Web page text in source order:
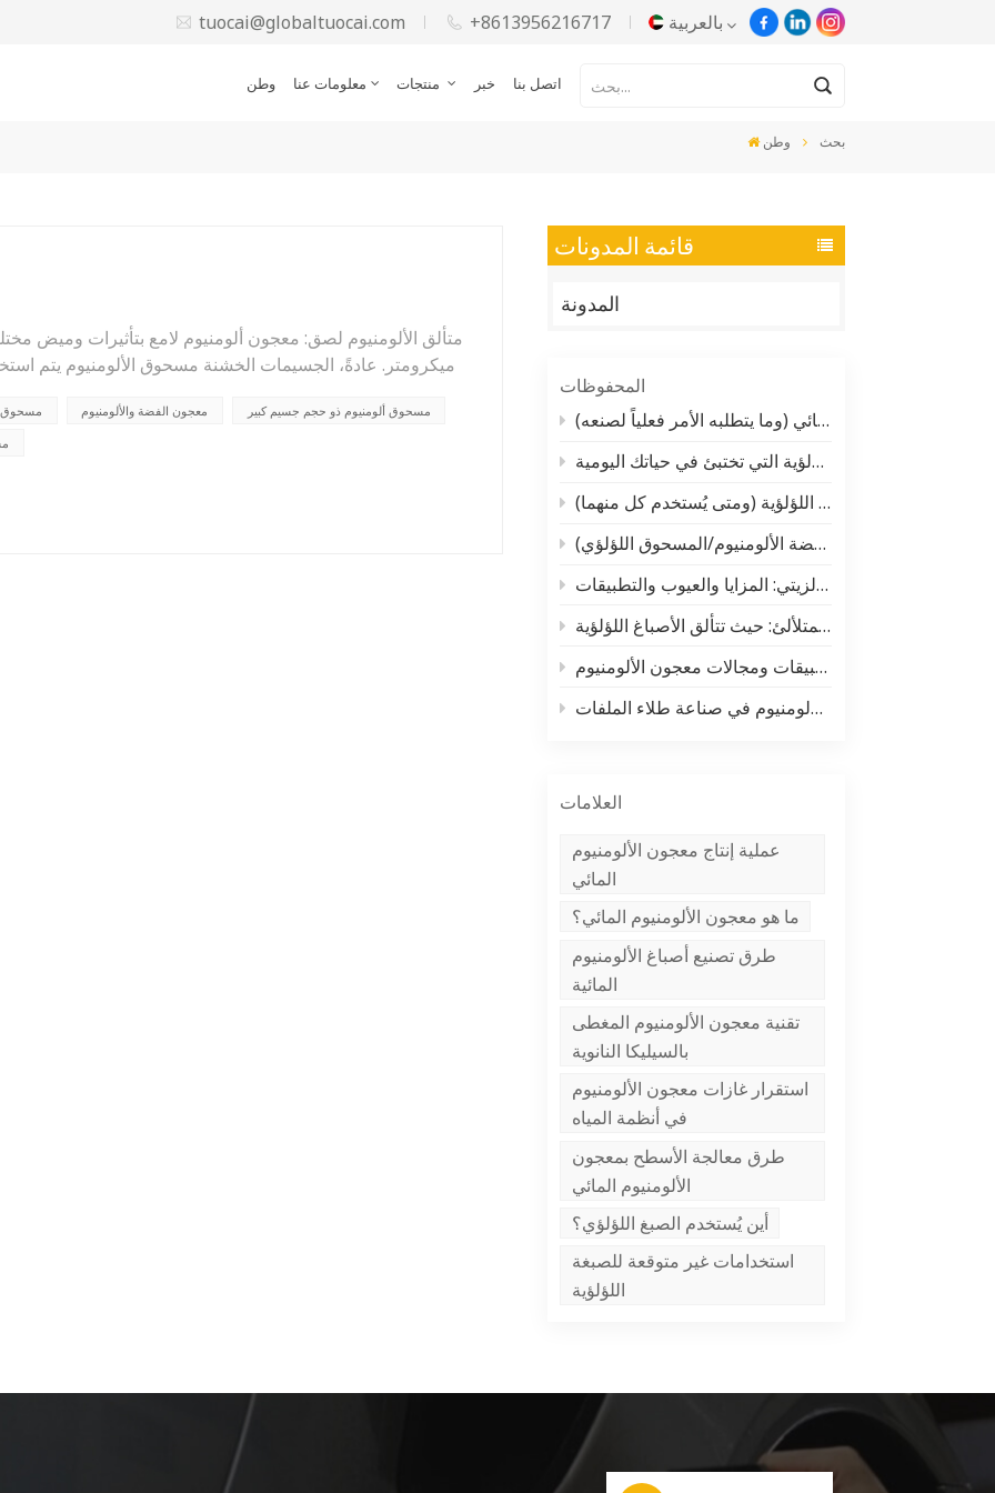
tuocai@globaltuocai.com +8613956216717 بالعربية
Español
Português
Tiếng Việt
بالعربية
中文
وطن معلومات عنا خبر اتصل بنا
وطن بحث
قائمة المدونات
المدونة
المحفوظات
لماذا يتحدث الجميع عن معجون الألومنيوم المائي (وما يتطلبه الأمر فعلياً لصنعه)
لا يمكنك أن تتخيل كمية الصبغة اللؤلؤية التي تختبئ في حياتك اليومية
الفرق الحقيقي بين معجون الألومنيوم والصبغة اللؤلؤية (ومتى يُستخدم كل منهما)
لا غنى عنه لمستخدمي ومصنعي دهانات السيارات! تحليل شامل لأنواع الدهانات والمواد الخام الأساسية (معجون الفضة الألومنيوم/المسحوق اللؤلؤي)
معجون الألومنيوم المائي مقابل معجون الألومنيوم الزيتي: المزايا والعيوب والتطبيقات
تطبيقات ومجالات معجون الألومنيوم
تطبيقات معجون الألومنيوم في صناعة طلاء الملفات
العلامات
عملية إنتاج معجون الألومنيوم
المائي
ما هو معجون الألومنيوم المائي؟
طرق تصنيع أصباغ الألومنيوم
المائية
تقنية معجون الألومنيوم المغطى
بالسيليكا النانوية
استقرار غازات معجون الألومنيوم
في أنظمة المياه
طرق معالجة الأسطح بمعجون
الألومنيوم المائي
أين يُستخدم الصبغ اللؤلؤي؟
استخدامات غير متوقعة للصبغة
اللؤلؤية
ميكرومتر. عادةً، الجسيمات الخشنة مسحوق الألومنيوم يتم
يتميز بتأثيرات لونية فريدة من نوعها، مثل الوميض
المقاييس وسمكها وانتظامها وامتصاصها وانعكاسها، ويمكن
الفضي. يتبع لون الوميض الفضي بشكل أساسي قانون لون
للآلات الهندسية والأدوات الكهربائية والدراجات
مسحوق معجون الفضة والألومنيوم
مسحوق ألومنيوم ذو حجم جسيم كبير